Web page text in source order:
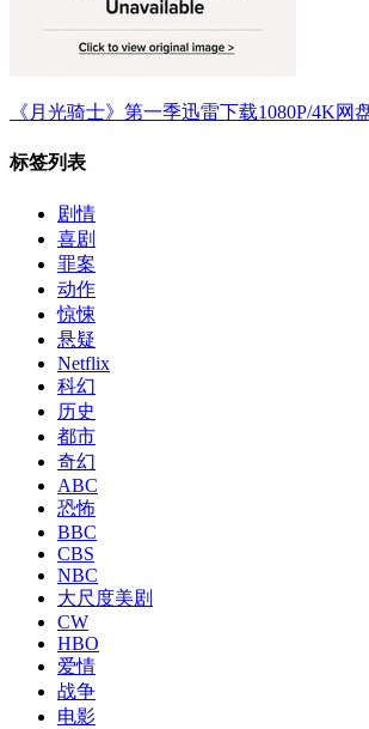
《月光骑士》第一季迅雷下载1080P/4K网
标签列表
剧情
喜剧
罪案
动作
惊悚
悬疑
Netflix
科幻
历史
都市
奇幻
ABC
恐怖
BBC
CBS
NBC
大尺度美剧
CW
HBO
爱情
战争
电影